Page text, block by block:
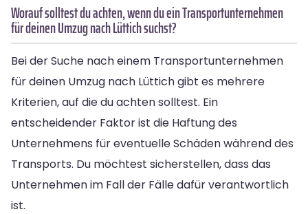
Worauf solltest du achten, wenn du ein Transportunternehmen
für deinen Umzug nach Lüttich suchst?
Bei der Suche nach einem Transportunternehmen
für deinen Umzug nach Lüttich gibt es mehrere
Kriterien, auf die du achten solltest. Ein
entscheidender Faktor ist die Haftung des
Unternehmens für eventuelle Schäden während des
Transports. Du möchtest sicherstellen, dass das
Unternehmen im Fall der Fälle dafür verantwortlich
ist.